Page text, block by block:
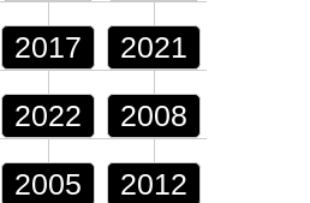
2017 2021
2022 2008
2005 2012